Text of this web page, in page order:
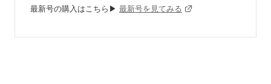
最新号の購入はこちら▶ 最新号を見てみる